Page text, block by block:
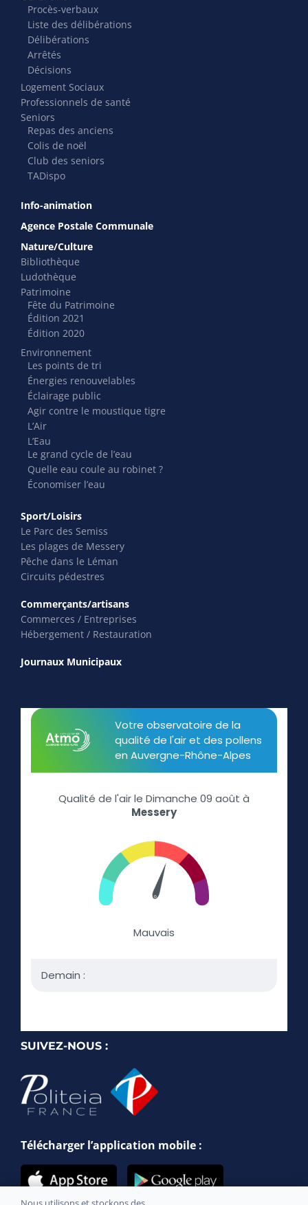
Procès-verbaux
Liste des délibérations
Délibérations
Arrêtés
Décisions
Logement Sociaux
Professionnels de santé
Seniors
Repas des anciens
Colis de noël
Club des seniors
TADispo
Info-animation
Agence Postale Communale
Nature/Culture
Bibliothèque
Ludothèque
Patrimoine
Fête du Patrimoine
Édition 2021
Édition 2020
Environnement
Les points de tri
Énergies renouvelables
Éclairage public
Agir contre le moustique tigre
L’Air
L’Eau
Le grand cycle de l’eau
Quelle eau coule au robinet ?
Économiser l’eau
Sport/Loisirs
Le Parc des Semiss
Les plages de Messery
Pêche dans le Léman
Circuits pédestres
Commerçants/artisans
Commerces / Entreprises
Hébergement / Restauration
Journaux Municipaux
SUIVEZ-NOUS :
Télécharger l’application mobile :